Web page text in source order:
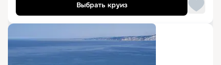
Выбрать круиз